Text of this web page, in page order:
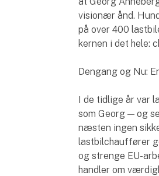
visionær ånd.
på over 400
kernen i det hele:
Dengang og Nu:
I de tidlige år var
som Georg — og
næsten ingen
lastbilchauffører
og strenge EU-
handler om